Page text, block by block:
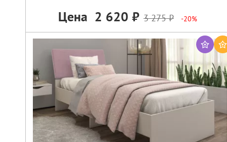
Цена 2 620 3 275 -20%